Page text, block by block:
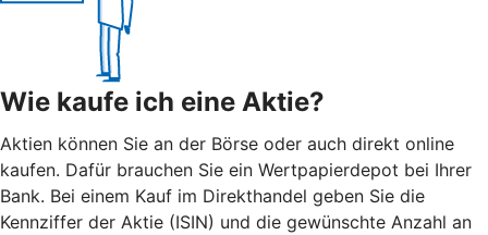
Wie kaufe ich eine Aktie?
Aktien können Sie an der Börse oder auch direkt online
kaufen. Dafür brauchen Sie ein Wertpapierdepot bei Ihrer
Bank. Bei einem Kauf im Direkthandel geben Sie die
Kennziffer der Aktie (ISIN) und die gewünschte Anzahl an